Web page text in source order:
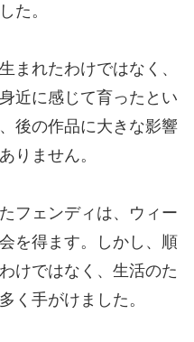
た。
まれたわけではなく、
近に感じて育ったとい
後の作品に大きな影響
りません。
フェンディは、ウィー
を得ます。しかし、順
けではなく、生活のた
く手がけました。